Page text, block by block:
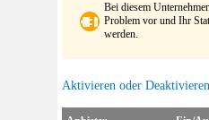
Bei diesem
Problem vor und Ihr
werden.